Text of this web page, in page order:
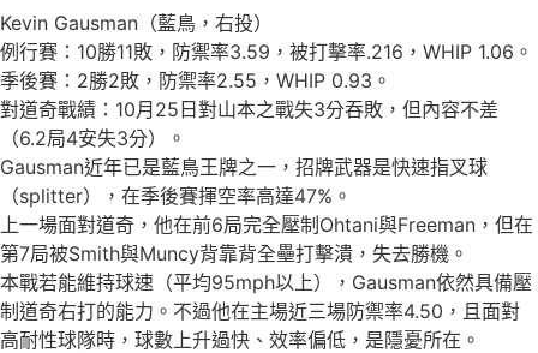
Kevin Gausman（藍鳥，右投）
例行賽：10勝11敗，防禦率3.59，被打擊率.216，WHIP 1.06。
季後賽：2勝2敗，防禦率2.55，WHIP 0.93。
對道奇戰績：10月25日對山本之戰失3分吞敗，但內容不差
（6.2局4安失3分）。
Gausman近年已是藍鳥王牌之一，招牌武器是快速指叉球
（splitter），在季後賽揮空率高達47%。
上一場面對道奇，他在前6局完全壓制Ohtani與Freeman，但在
第7局被Smith與Muncy背靠背全壘打擊潰，失去勝機。
本戰若能維持球速（平均95mph以上），Gausman依然具備壓
制道奇右打的能力。不過他在主場近三場防禦率4.50，且面對
高耐性球隊時，球數上升過快、效率偏低，是隱憂所在。